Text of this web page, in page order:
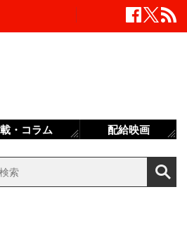
・コラム 配給映画